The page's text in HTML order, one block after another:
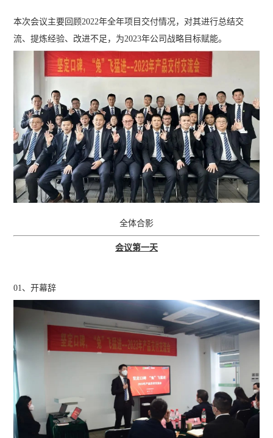
本次会议主要回顾2022年全年项目交付情况，对其进行总结交
流、提炼经验、改进不足，为2023年公司战略目标赋能。
全体合影
会议第一天
01、开幕辞